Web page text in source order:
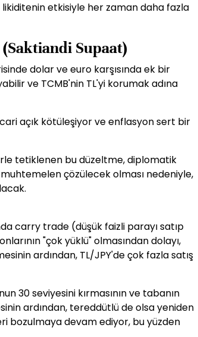
etkisiyle her zaman daha fazla
Supaat)
dolar ve euro karşısında ek bir
ve TCMB'nin TL'yi korumak adına
açık kötüleşiyor ve enflasyon sert bir
tetiklenen bu düzeltme, diplomatik
çözülecek olması nedeniyle,
carry trade (düşük faizli parayı satıp
"çok yüklü" olmasından dolayı,
ardından, TL/JPY'de çok fazla satış
30 seviyesini kırmasının ve tabanın
ardından, tereddütlü de olsa yeniden
bozulmaya devam ediyor, bu yüzden